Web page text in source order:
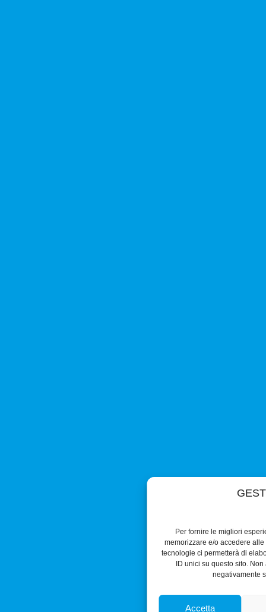
Per fornire le migliori
memorizzare e/o accedere
tecnologie ci permetterà di
ID unici su questo sito.
negativamente
Accetta